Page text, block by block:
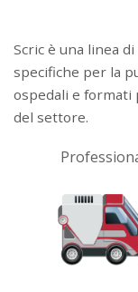
Scric è una linea
specifiche per la
ospedali e formati
del settore.